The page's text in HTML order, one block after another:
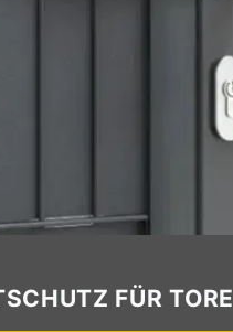
FÜR TORE